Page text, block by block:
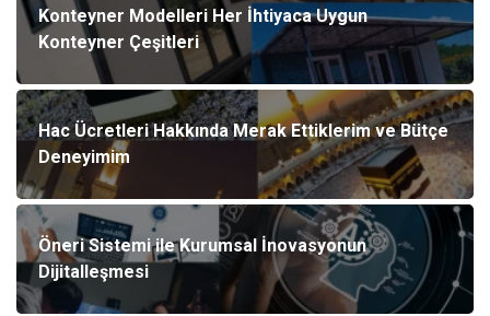
Konteyner Modelleri Her İhtiyaca Uygun
Konteyner Çeşitleri
Hac Ücretleri Hakkında Merak Ettiklerim ve Bütçe
Deneyimim
Öneri Sistemi ile Kurumsal İnovasyonun
Dijitalleşmesi